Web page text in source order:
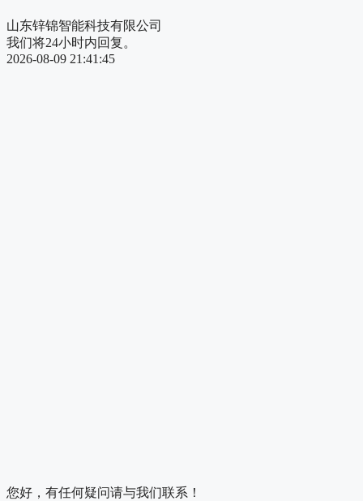
山东锌锦智能科技有限公司
我们将24小时内回复。
2026-08-09 21:41:45
您好，有任何疑问请与我们联系！